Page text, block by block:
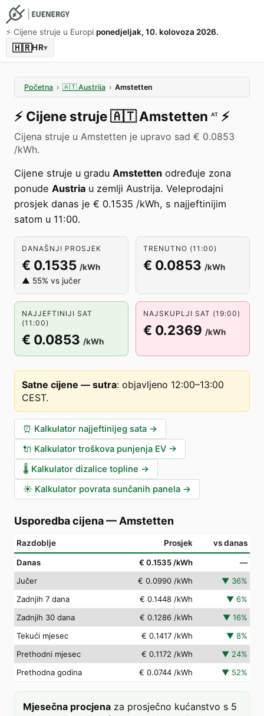
⚡️ Cijene struje u Europi ponedjeljak, 10. kolovoza 2026.
🇭🇷HR▾
Početna › 🇦🇹 Austrija › Amstetten
⚡️ Cijene struje🇦🇹 Amstetten AT ⚡️
Cijena struje u Amstetten je upravo sad € 0.0853
/kWh.
Cijene struje u gradu Amstetten određuje zona
ponude Austria u zemlji Austrija. Veleprodajni
prosjek danas je € 0.1535 /kWh, s najjeftinijim
satom u 11:00.
DANAŠNJI PROSJEK
€ 0.1535 /kWh
▲ 55% vs jučer
TRENUTNO (11:00)
€ 0.0853 /kWh
NAJJEFTINIJI SAT
(11:00)
€ 0.0853 /kWh
NAJSKUPLJI SAT (19:00)
€ 0.2369 /kWh
Satne cijene — sutra: objavljeno 12:00–13:00
CEST.
⏰ Kalkulator najjeftinijeg sata →
🔌 Kalkulator troškova punjenja EV →
🌡️ Kalkulator dizalice topline →
☀️ Kalkulator povrata sunčanih panela →
Usporedba cijena— Amstetten
Razdoblje Prosjek vs danas
Danas € 0.1535 /kWh
—
Jučer
€ 0.0990 /kWh ▼ 36%
Zadnjih 7 dana
€ 0.1448 /kWh ▼ 6%
Zadnjih 30 dana
€ 0.1286 /kWh ▼ 16%
Tekući mjesec
€ 0.1417 /kWh ▼ 8%
Prethodni mjesec
€ 0.1172 /kWh ▼ 24%
Prethodna godina
€ 0.0744 /kWh ▼ 52%
Mjesečna procjena za prosječno kućanstvo s 5